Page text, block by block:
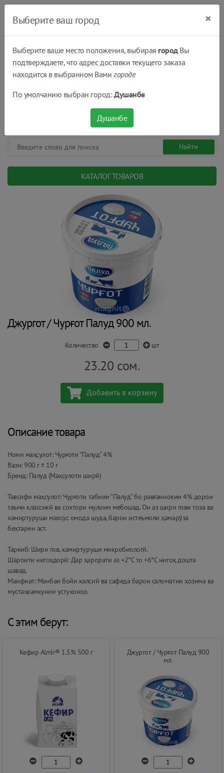
КАТАЛОГ ТОВАРОВ
Джургот / Чурғот Палуд 900 мл.
Количество шт
23.20 сом.
Добавить в корзину
Описание товара
Номи маҳсулот: Чурғоти "Палуд" 4%
Вазн: 900 г ± 10 г
Бренд: Палуд (Маҳсулоти ширӣ)
Тавсифи маҳсулот: Чурғоти табиии "Палуд" бо равғаннокии 4% дорои
таъми классикӣ ва сохтори мулоим мебошад. Он аз шири гови тоза ва
хамиртуруши махсус омода шуда, барои истеъмоли ҳамарӯза
беҳтарин аст.
Таркиб: Шири гов, хамиртуруши микробиологӣ.
Шароити нигоҳдорӣ: Дар ҳарорати аз +2°C то +6°C нигоҳ дошта
шавад.
Манфиат: Манбаи бойи калсий ва сафеда барои саломатии ҳозима ва
мустаҳкамкунии устухонҳо.
С этим берут:
Кефир Almir® 1.5% 500 г
Джургот / Чурғот Палуд 900
мл.
Выберите ваш город ×
Выберите ваше место положения, выбирая городВы
подтверждаете, что адрес доставки текущего заказа
находится в выбранном Вамигороде
По умолчанию выбран город:Душанбе
Душанбе